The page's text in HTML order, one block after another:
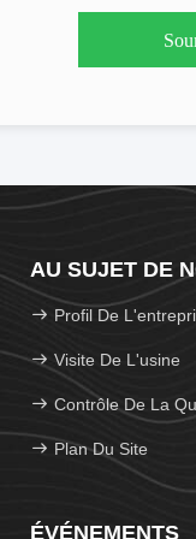
AU SUJET DE
Profil De
Visite De L'usine
Contrôle De La
Plan Du Site
ÉVÉNEMENTS